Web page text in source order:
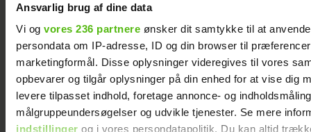
Ansvarlig brug af dine data
Vi og vores 236 partnere ønsker dit samtykke til at
persondata om IP-adresse, ID og din browser til
marketingformål. Disse oplysninger videregives til vores
opbevarer og tilgår oplysninger på din enhed for at vise dig
levere tilpasset indhold, foretage annonce- og
målgruppeundersøgelser og udvikle tjenester. Se mere
indstillinger og i vores persondatapolitik. Du kan altid
Min kærestes nærighed bekymrer mig